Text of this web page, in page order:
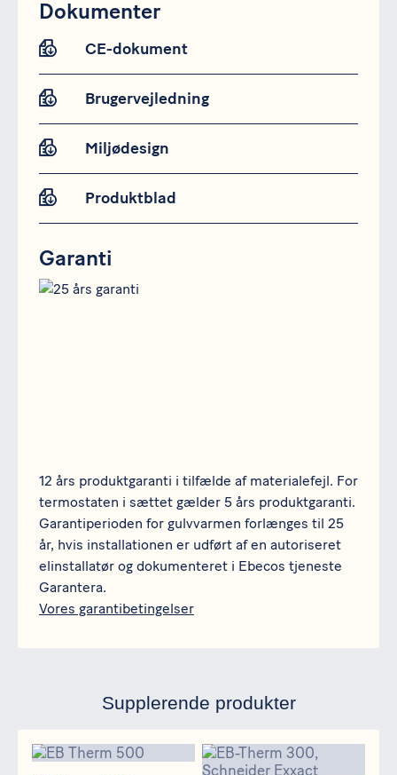
Dokumenter
CE-dokument
Brugervejledning
Miljødesign
Produktblad
Garanti
12 års produktgaranti i tilfælde af materialefejl. For
termostaten i sættet gælder 5 års produktgaranti.
Garantiperioden for gulvvarmen forlænges til 25
år, hvis installationen er udført af en autoriseret
elinstallatør og dokumenteret i Ebecos tjeneste
Garantera.
Vores garantibetingelser
Supplerende produkter
EB-Therm 500 EB-Therm 300